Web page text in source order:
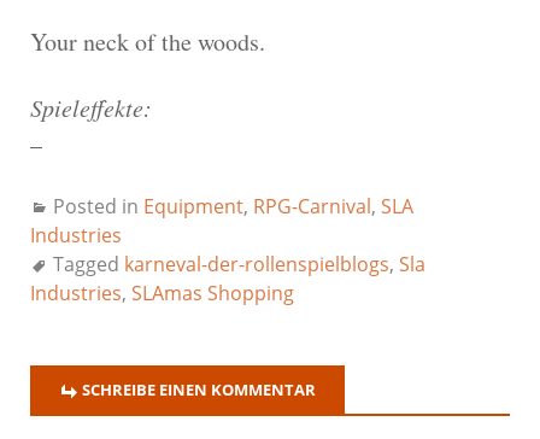
Your neck of the woods.
Spieleffekte:
–
Posted in Equipment, RPG-Carnival, SLA
Industries
Tagged karneval-der-rollenspielblogs, Sla
Industries, SLAmas Shopping
SCHREIBE EINEN KOMMENTAR